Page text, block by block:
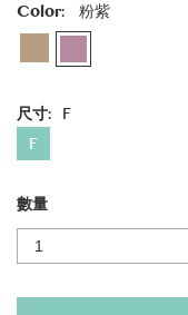
Color:
粉紫
尺寸: F
F
數量